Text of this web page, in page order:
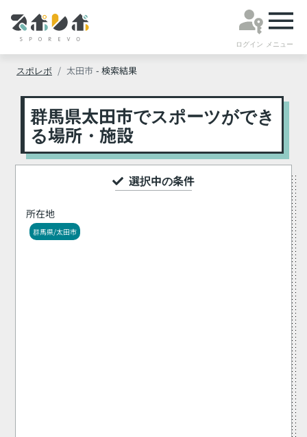
ログイン メニュー
スポレボ 太田市 - 検索結果
群馬県太田市でスポーツができ
る場所・施設
選択中の条件
所在地
群馬県/太田市